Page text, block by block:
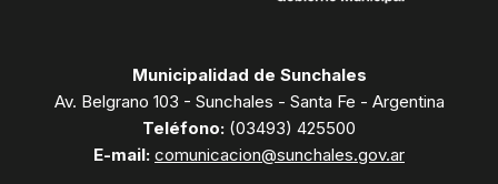
Municipalidad de Sunchales
Av. Belgrano 103 - Sunchales - Santa Fe - Argentina
Teléfono: (03493) 425500
E-mail: comunicacion@sunchales.gov.ar